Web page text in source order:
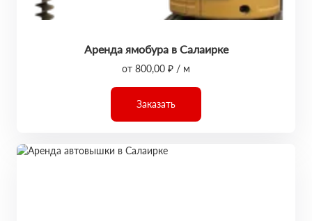
Аренда ямобура в Салаирке
от 800,00 ₽ / м
Заказать